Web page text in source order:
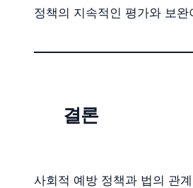
정책의 지속적인 평가와 보완
결론
사회적 예방 정책과 법의 관